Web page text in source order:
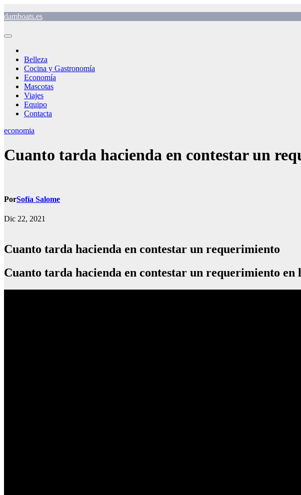
al
damboats.es
Belleza
Cocina y Gastronomía
Economía
Mascotas
Viajes
Equipo
Contacta
economia
Cuanto tarda hacienda en contestar un
PorSofía Salome
Dic 22, 2021
Cuanto tarda hacienda en contestar un requerimiento
Cuanto tarda hacienda en contestar un requerimiento en